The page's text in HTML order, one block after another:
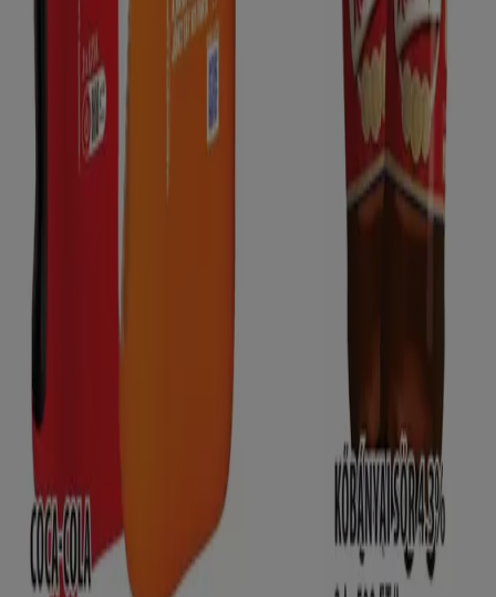
Aldi újság érvényessége 2026.08.15-ig
Lejár 8. 15.-án
COOP Szolnok
Lejár 8. 16.-án